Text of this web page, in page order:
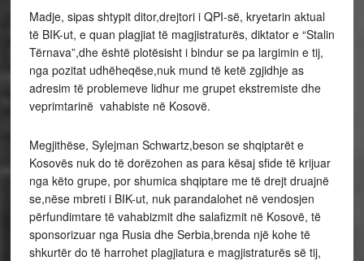
Madje, sipas shtypit ditor,drejtori i QPI-së, kryetarin aktual
të BIK-ut, e quan plagjiat të magjistraturës, diktator e “Stalin
Tërnava”,dhe është plotësisht i bindur se pa largimin e tij,
nga pozitat udhëheqëse,nuk mund të ketë zgjidhje as
adresim të problemeve lidhur me grupet ekstremiste dhe
veprimtarinë vahabiste në Kosovë.
Megjithëse, Sylejman Schwartz,beson se shqiptarët e
Kosovës nuk do të dorëzohen as para kësaj sfide të krijuar
nga këto grupe, por shumica shqiptare me të drejt druajnë
se,nëse mbreti i BIK-ut, nuk parandalohet në vendosjen
përfundimtare të vahabizmit dhe salafizmit në Kosovë, të
sponsorizuar nga Rusia dhe Serbia,brenda një kohe të
shkurtër do të harrohet plagjiatura e magjistraturës së tij,